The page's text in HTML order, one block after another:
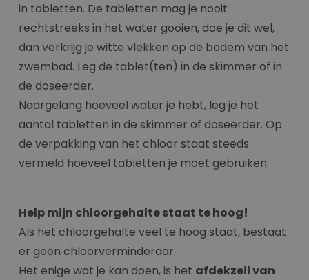
in tabletten. De tabletten mag je nooit
rechtstreeks in het water gooien, doe je dit wel,
dan verkrijg je witte vlekken op de bodem van het
zwembad. Leg de tablet(ten) in de skimmer of in
de doseerder.
Naargelang hoeveel water je hebt, leg je het
aantal tabletten in de skimmer of doseerder. Op
de verpakking van het chloor staat steeds
vermeld hoeveel tabletten je moet gebruiken.
Help mijn chloorgehalte staat te hoog!
Als het chloorgehalte veel te hoog staat, bestaat
er geen chloorverminderaar.
Het enige wat je kan doen, is het afdekzeil van